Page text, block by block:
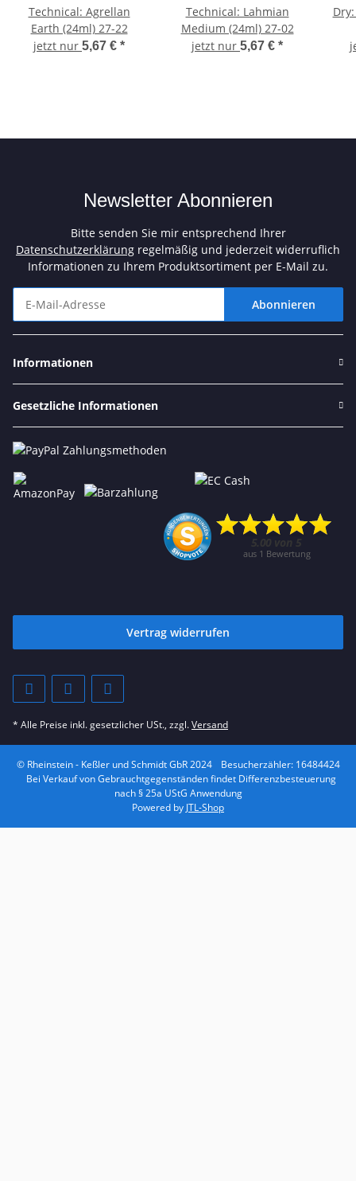
Technical: Agrellan
Earth (24ml) 27-22
jetzt nur 5,67 € *
Technical: Lahmian
Medium (24ml) 27-02
jetzt nur 5,67 € *
Newsletter Abonnieren
Bitte senden Sie mir entsprechend Ihrer
Datenschutzerklärung regelmäßig und jederzeit widerruflich
Informationen zu Ihrem Produktsortiment per E-Mail zu.
Abonnieren
Informationen
Gesetzliche Informationen
Vertrag widerrufen
* Alle Preise inkl. gesetzlicher USt., zzgl.Versand
© Rheinstein - Keßler und Schmidt GbR 2024
Besucherzähler: 16484424
Bei Verkauf von Gebrauchtgegenständen findet Differenzbesteuerung
nach § 25a UStG Anwendung
Powered by JTL-Shop